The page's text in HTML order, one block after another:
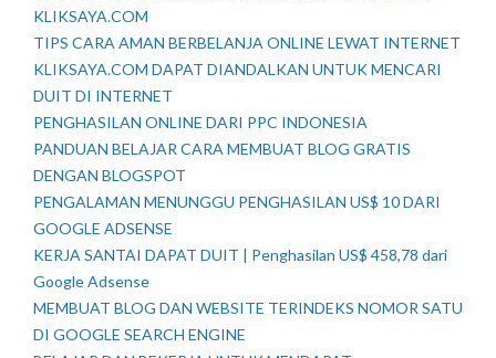
KLIKSAYA.COM
TIPS CARA AMAN BERBELANJA ONLINE LEWAT INTERNET
KLIKSAYA.COM DAPAT DIANDALKAN UNTUK MENCARI
DUIT DI INTERNET
PENGHASILAN ONLINE DARI PPC INDONESIA
PANDUAN BELAJAR CARA MEMBUAT BLOG GRATIS
DENGAN BLOGSPOT
PENGALAMAN MENUNGGU PENGHASILAN US$ 10 DARI
GOOGLE ADSENSE
KERJA SANTAI DAPAT DUIT | Penghasilan US$ 458,78 dari
Google Adsense
MEMBUAT BLOG DAN WEBSITE TERINDEKS NOMOR SATU
DI GOOGLE SEARCH ENGINE